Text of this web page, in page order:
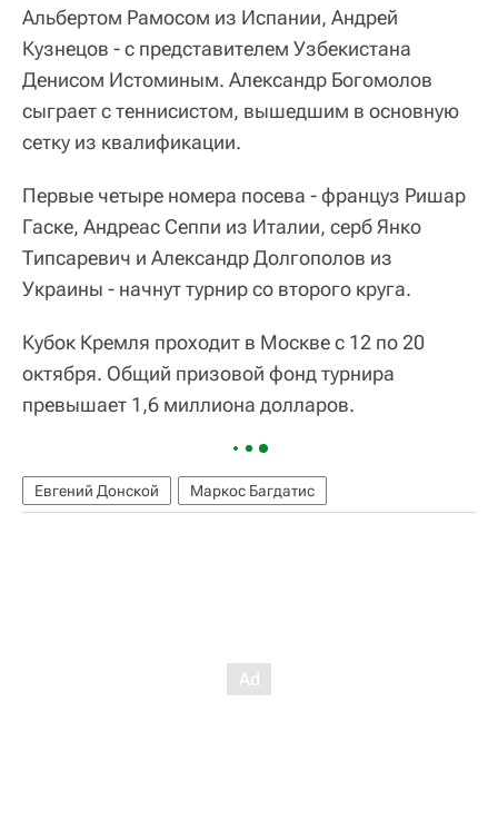
Альбертом Рамосом из Испании, Андрей
Кузнецов - с представителем Узбекистана
Денисом Истоминым. Александр Богомолов
сыграет с теннисистом, вышедшим в основную
сетку из квалификации.
Первые четыре номера посева - француз Ришар
Гаске, Андреас Сеппи из Италии, серб Янко
Типсаревич и Александр Долгополов из
Украины - начнут турнир со второго круга.
Кубок Кремля проходит в Москве с 12 по 20
октября. Общий призовой фонд турнира
превышает 1,6 миллиона долларов.
Евгений Донской Маркос Багдатис